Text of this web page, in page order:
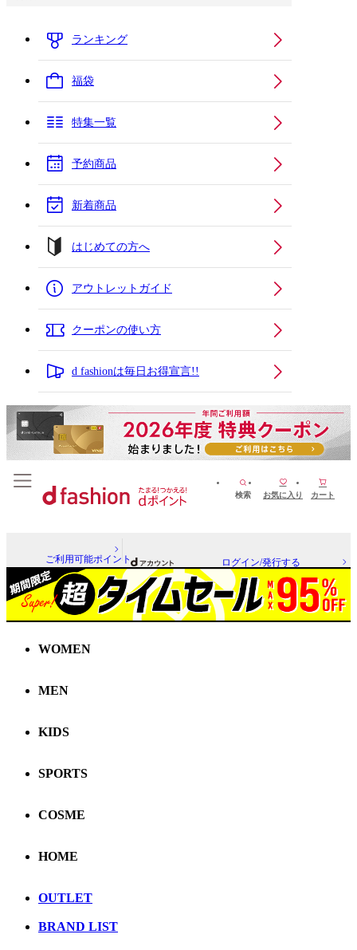
ランキング
福袋
特集一覧
予約商品
新着商品
はじめての方へ
アウトレットガイド
クーポンの使い方
d fashionは毎日お得宣言!!
検索 お気に入り カート
ご利用可能ポイント ログイン/発行する
WOMEN
MEN
KIDS
SPORTS
COSME
HOME
OUTLET
BRAND LIST